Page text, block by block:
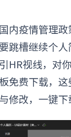
内疫情管理
跳槽继续个
HR视线，对
免费下载，
修改，一键下